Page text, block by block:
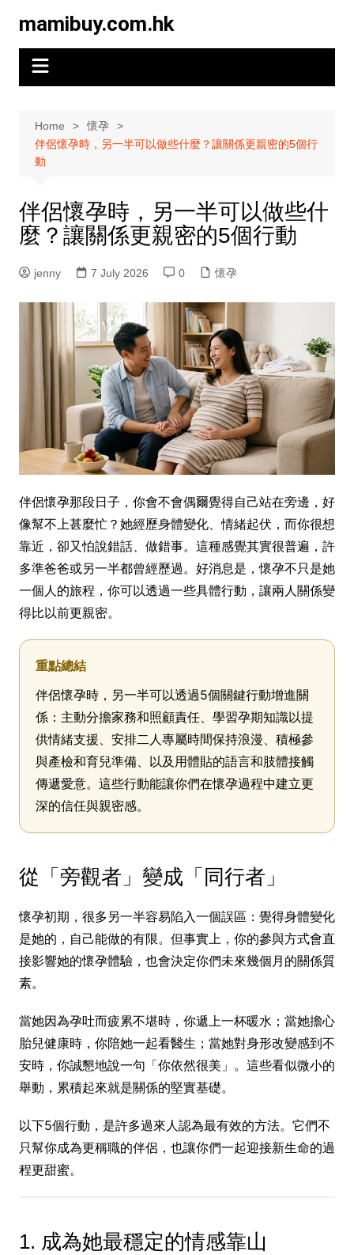
content
mamibuy.com.hk
Home
懷孕
伴侶懷孕時，另一半可以做些什麼？讓關係更親密的5個行
動
伴侶懷孕時，另一半可以做些什
麼？讓關係更親密的5個行動
jenny 7 July 2026 0 懷孕
伴侶懷孕那段日子，你會不會偶爾覺得自己站在旁邊，好
像幫不上甚麼忙？她經歷身體變化、情緒起伏，而你很想
靠近，卻又怕說錯話、做錯事。這種感覺其實很普遍，許
多準爸爸或另一半都曾經歷過。好消息是，懷孕不只是她
一個人的旅程，你可以透過一些具體行動，讓兩人關係變
得比以前更親密。
重點總結
伴侶懷孕時，另一半可以透過5個關鍵行動增進關
係：主動分擔家務和照顧責任、學習孕期知識以提
供情緒支援、安排二人專屬時間保持浪漫、積極參
與產檢和育兒準備、以及用體貼的語言和肢體接觸
傳遞愛意。這些行動能讓你們在懷孕過程中建立更
深的信任與親密感。
從「旁觀者」變成「同行者」
懷孕初期，很多另一半容易陷入一個誤區：覺得身體變化
是她的，自己能做的有限。但事實上，你的參與方式會直
接影響她的懷孕體驗，也會決定你們未來幾個月的關係質
素。
當她因為孕吐而疲累不堪時，你遞上一杯暖水；當她擔心
胎兒健康時，你陪她一起看醫生；當她對身形改變感到不
安時，你誠懇地說一句「你依然很美」。這些看似微小的
舉動，累積起來就是關係的堅實基礎。
以下5個行動，是許多過來人認為最有效的方法。它們不
只幫你成為更稱職的伴侶，也讓你們一起迎接新生命的過
程更甜蜜。
1. 成為她最穩定的情感靠山